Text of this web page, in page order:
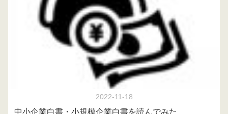
2022-11-18
中小企業白書・小規模企業白書を読んでみた